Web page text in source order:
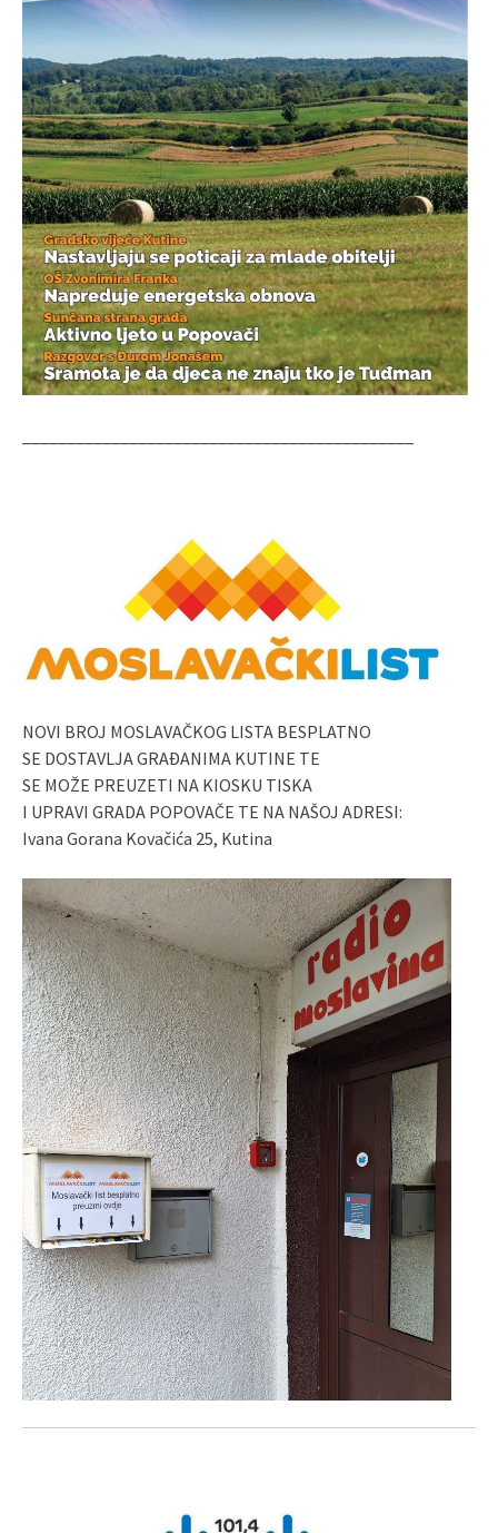
NOVI BROJ MOSLAVAČKOG LISTA BESPLATNO
SE DOSTAVLJA GRAĐANIMA KUTINE TE
SE MOŽE PREUZETI NA KIOSKU TISKA
I UPRAVI GRADA POPOVAČE TE NA NAŠOJ ADRESI:
Ivana Gorana Kovačića 25, Kutina